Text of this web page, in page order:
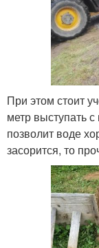
При этом стоит
метр выступать
позволит воде
засорится, то